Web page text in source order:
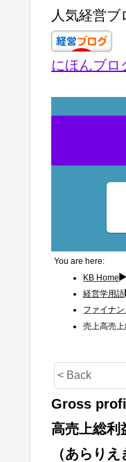
c
e
b
o
o
k
a
gr
a
m
人気経営ブ
にほんブロ
You are here:
KB Home
経営学用語
ファイナ
売上高売
< Back
Gross
高売上総
（あらりえ